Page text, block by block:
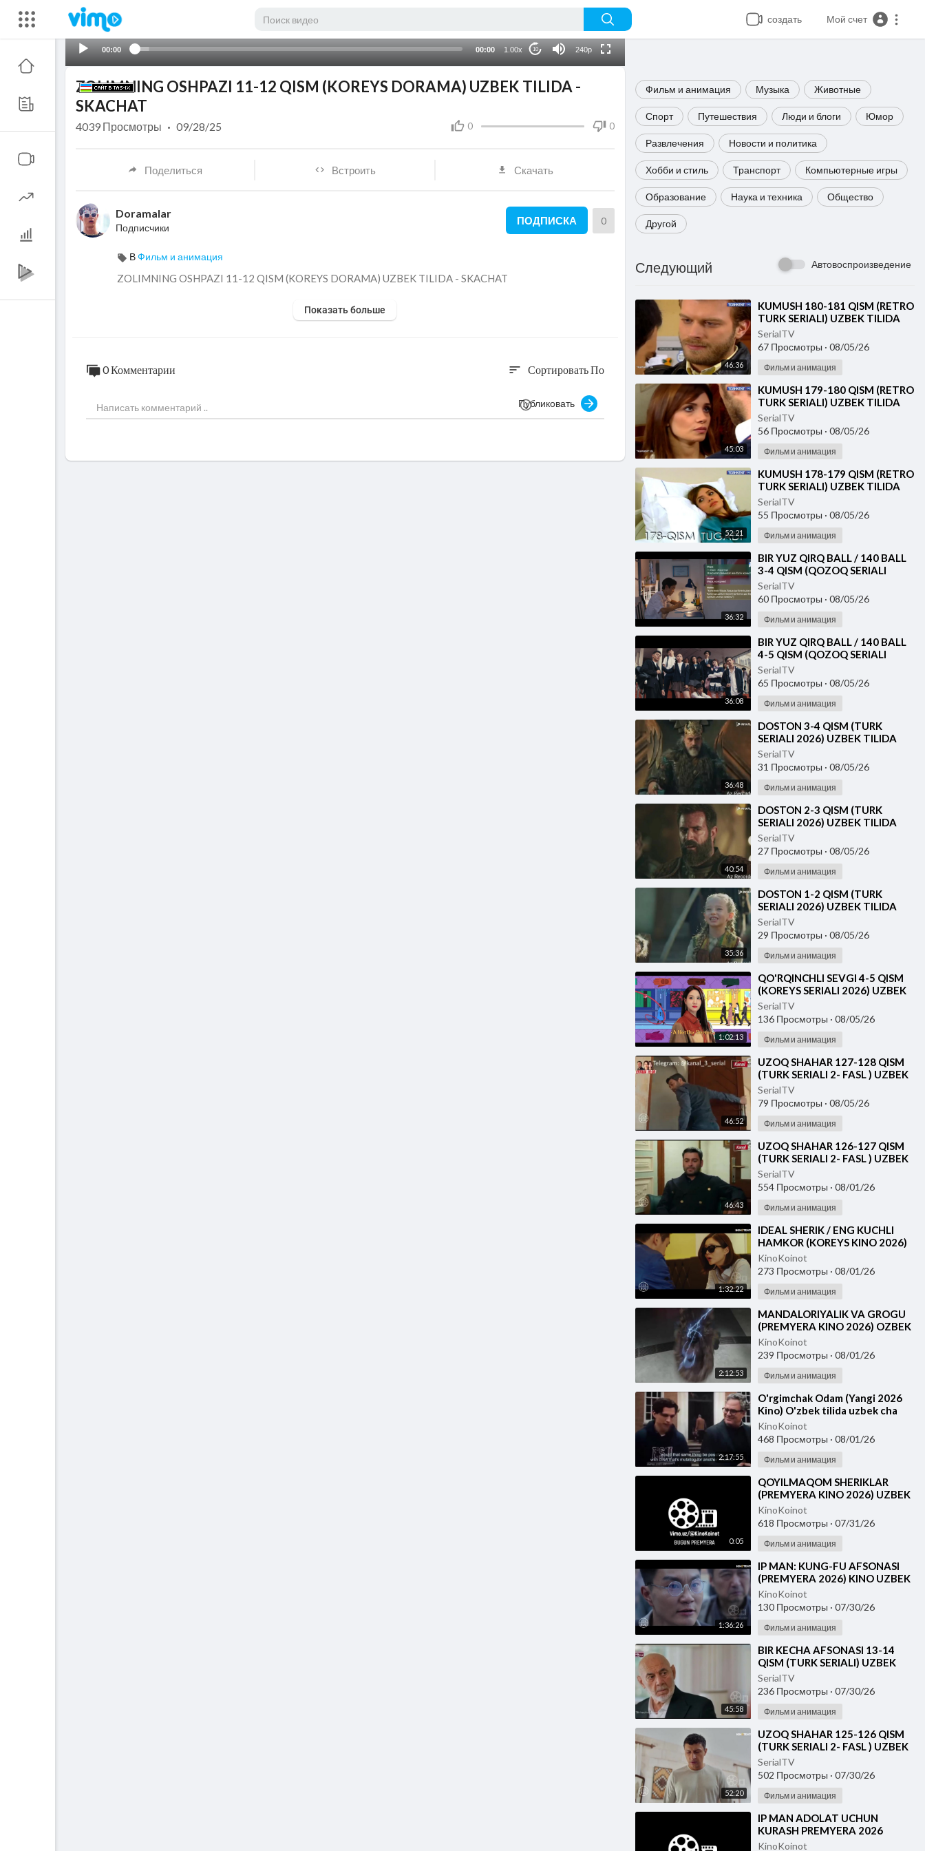
создать Мой счет
00:00 00:00 1.00x 10 240p
Фильм и анимация Музыка Животные
Спорт Путешествия Люди и блоги Юмор
Развлечения Новости и политика
Хобби и стиль Транспорт Компьютерные игры
Образование Наука и техника Общество
Другой
Следующий Автовоспроизведение
46:36
⁣KUMUSH 180-181 QISM (RETRO
TURK SERIALI) UZBEK TILIDA
SerialTV
67 Просмотры · 08/05/26
Фильм и анимация
45:03
⁣KUMUSH 179-180 QISM (RETRO
TURK SERIALI) UZBEK TILIDA
SerialTV
56 Просмотры · 08/05/26
Фильм и анимация
52:21
⁣KUMUSH 178-179 QISM (RETRO
TURK SERIALI) UZBEK TILIDA
SerialTV
55 Просмотры · 08/05/26
Фильм и анимация
36:32
⁣⁣BIR YUZ QIRQ BALL / 140 BALL
3-4 QISM (QOZOQ SERIALI
2026) UZBEK TILIDA
SerialTV
60 Просмотры · 08/05/26
Фильм и анимация
36:08
⁣⁣BIR YUZ QIRQ BALL / 140 BALL
4-5 QISM (QOZOQ SERIALI
2026) UZBEK TILIDA
SerialTV
65 Просмотры · 08/05/26
Фильм и анимация
36:48
⁣DOSTON 3-4 QISM (TURK
SERIALI 2026) UZBEK TILIDA
SerialTV
31 Просмотры · 08/05/26
Фильм и анимация
40:54
⁣DOSTON 2-3 QISM (TURK
SERIALI 2026) UZBEK TILIDA
SerialTV
27 Просмотры · 08/05/26
Фильм и анимация
35:36
⁣DOSTON 1-2 QISM (TURK
SERIALI 2026) UZBEK TILIDA
SerialTV
29 Просмотры · 08/05/26
Фильм и анимация
1:02:13
⁣⁣QO'RQINCHLI SEVGI 4-5 QISM
(KOREYS SERIALI 2026) UZBEK
TILIDA
SerialTV
136 Просмотры · 08/05/26
Фильм и анимация
46:52
⁣UZOQ SHAHAR 127-128 QISM
(TURK SERIALI 2- FASL ) UZBEK
TILIDA
SerialTV
79 Просмотры · 08/05/26
Фильм и анимация
46:43
⁣UZOQ SHAHAR 126-127 QISM
(TURK SERIALI 2- FASL ) UZBEK
TILIDA
SerialTV
554 Просмотры · 08/01/26
Фильм и анимация
1:32:22
⁣IDEAL SHERIK / ENG KUCHLI
HAMKOR (KOREYS KINO 2026)
UZBEK TILIDA
KinoKoinot
273 Просмотры · 08/01/26
Фильм и анимация
2:12:53
⁣MANDALORIYALIK VA GROGU
(PREMYERA KINO 2026) OZBEK
TILIDA
KinoKoinot
239 Просмотры · 08/01/26
Фильм и анимация
2:17:55
⁣O'rgimchak Odam (Yangi 2026
Kino) O'zbek tilida uzbek cha
KinoKoinot
468 Просмотры · 08/01/26
Фильм и анимация
0:05
⁣QOYILMAQOM SHERIKLAR
(PREMYERA KINO 2026) UZBEK
TILIDA
KinoKoinot
618 Просмотры · 07/31/26
Фильм и анимация
1:36:26
⁣IP MAN: KUNG-FU AFSONASI
(PREMYERA 2026) KINO UZBEK
TILIDA - SKACHAT
KinoKoinot
130 Просмотры · 07/30/26
Фильм и анимация
45:58
⁣BIR KECHA AFSONASI 13-14
QISM (TURK SERIALI) UZBEK
TILIDA
SerialTV
236 Просмотры · 07/30/26
Фильм и анимация
52:20
⁣UZOQ SHAHAR 125-126 QISM
(TURK SERIALI 2- FASL ) UZBEK
TILIDA
SerialTV
502 Просмотры · 07/30/26
Фильм и анимация
⁣IP MAN ADOLAT UCHUN
KURASH PREMYERA 2026
UZBEK TILIDA
KinoKoinot
ZOLIMNING OSHPAZI 11-12 QISM (KOREYS DORAMA) UZBEK TILIDA -
SKACHAT
0 0
4039 Просмотры · 09/28/25
Поделиться Встроить Скачать
Doramalar
Подписчики
ПОДПИСКА 0
ВФильм и анимация
⁣ZOLIMNING OSHPAZI 11-12 QISM (KOREYS DORAMA) UZBEK TILIDA - SKACHAT
Показать больше
0 Комментарии sort Сортировать По
Публиковать